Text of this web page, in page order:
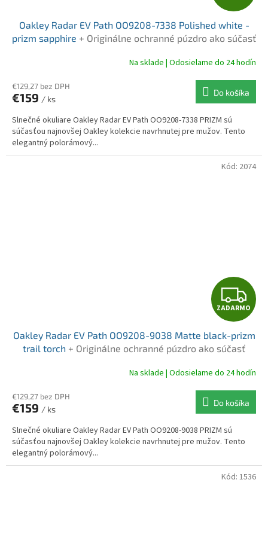
A
D
A
R
M
Oakley Radar EV Path OO9208-7338 Polished white -
prizm sapphire + Originálne ochranné púzdro ako súčasť
Na sklade | Odosielame do 24 hodín
€129,27 bez DPH
€159 / ks
Do košíka
Slnečné okuliare Oakley Radar EV Path OO9208-7338 PRIZM sú
súčasťou najnovšej Oakley kolekcie navrhnutej pre mužov. Tento
elegantný polorámový...
Z
A
D
A
R
M
ZADARMO
Oakley Radar EV Path OO9208-9038 Matte black-prizm
trail torch + Originálne ochranné púzdro ako súčasť
Na sklade | Odosielame do 24 hodín
€129,27 bez DPH
€159 / ks
Do košíka
Slnečné okuliare Oakley Radar EV Path OO9208-9038 PRIZM sú
súčasťou najnovšej Oakley kolekcie navrhnutej pre mužov. Tento
elegantný polorámový...
Kód: 2074
Kód: 1536